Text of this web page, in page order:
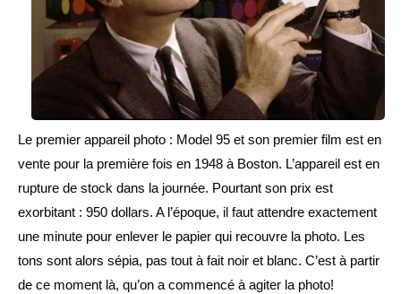
Le premier appareil photo : Model 95 et son premier film est en
vente pour la première fois en 1948 à Boston. L’appareil est en
rupture de stock dans la journée. Pourtant son prix est
exorbitant : 950 dollars. A l’époque, il faut attendre exactement
une minute pour enlever le papier qui recouvre la photo. Les
tons sont alors sépia, pas tout à fait noir et blanc. C’est à partir
de ce moment là, qu’on a commencé à agiter la photo!